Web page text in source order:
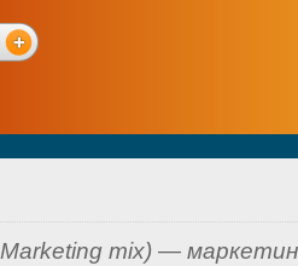
Marketing mix) —